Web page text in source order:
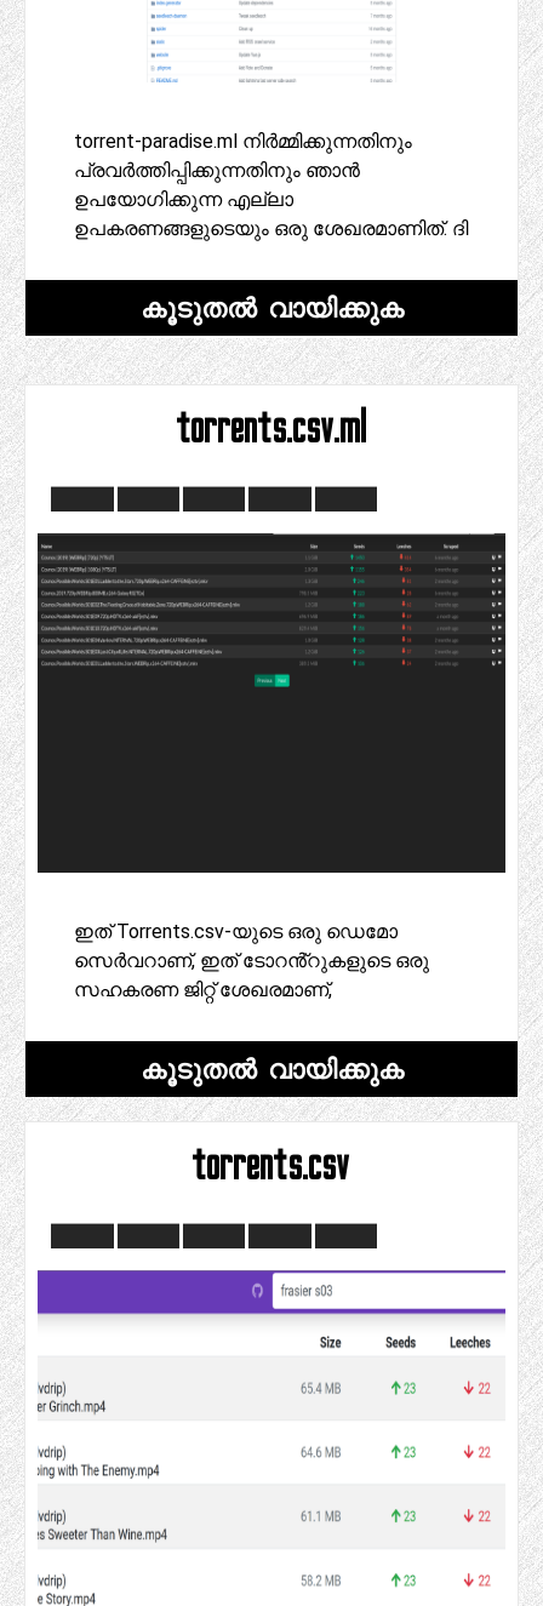
torrent-paradise.ml നിർമ്മിക്കുന്നതിനും
പ്രവർത്തിപ്പിക്കുന്നതിനും ഞാൻ
ഉപയോഗിക്കുന്ന എല്ലാ
ഉപകരണങ്ങളുടെയും ഒരു ശേഖരമാണിത്. ദി
കൂടുതൽ വായിക്കുക
torrents.csv.ml
ഇത് Torrents.csv-യുടെ ഒരു ഡെമോ
സെർവറാണ്, ഇത് ടോറൻ്റുകളുടെ ഒരു
സഹകരണ ജിറ്റ് ശേഖരമാണ്,
കൂടുതൽ വായിക്കുക
torrents.csv